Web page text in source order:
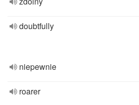
doubtfully
niepewnie
roarer